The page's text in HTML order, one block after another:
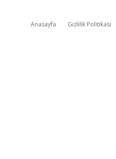
Anasayfa Gizlilik Politikası